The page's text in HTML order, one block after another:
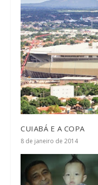
CUIABÁ E A COPA
8 de janeiro de 2014